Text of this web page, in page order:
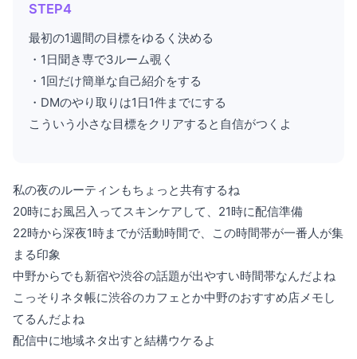
STEP4
最初の1週間の目標をゆるく決める
・1日聞き専で3ルーム覗く
・1回だけ簡単な自己紹介をする
・DMのやり取りは1日1件までにする
こういう小さな目標をクリアすると自信がつくよ
私の夜のルーティンもちょっと共有するね
20時にお風呂入ってスキンケアして、21時に配信準備
22時から深夜1時までが活動時間で、この時間帯が一番人が集
まる印象
中野からでも新宿や渋谷の話題が出やすい時間帯なんだよね
こっそりネタ帳に渋谷のカフェとか中野のおすすめ店メモし
てるんだよね
配信中に地域ネタ出すと結構ウケるよ